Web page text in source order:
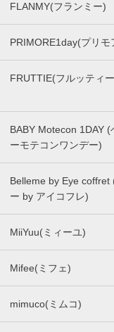
FLANMY(フランミー)
PRIMORE1day(プリモ
FRUTTIE(フルッティ
BABY Motecon 1DAY (
ーモテコンワンデー)
Belleme by Eye coffret
ー by アイコフレ)
MiiYuu(ミィーユ)
Mifee(ミフェ)
mimuco(ミムコ)